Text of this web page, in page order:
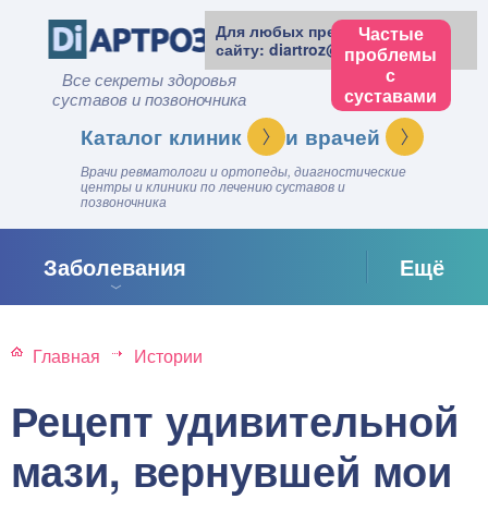
Все секреты здоровья
суставов и позвоночника
Частые
проблемы
с
суставами
Врачи ревматологи и ортопеды, диагностические
центры и клиники по лечению суставов и
позвоночника
клиник врачей
Заболевания Ещё
Главная Истории
Рецепт удивительной
мази, вернувшей мои
Для любых предложений по
сайту: diartroz@cp9.ru